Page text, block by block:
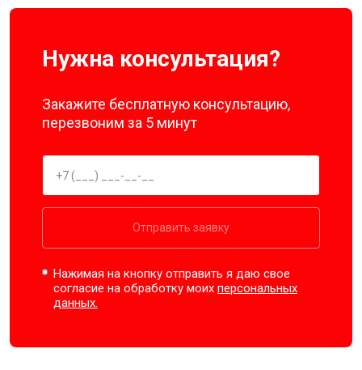
Нужна консультация?
Закажите бесплатную консультацию,
перезвоним за 5 минут
Отправить заявку
Нажимая на кнопку отправить я даю свое
согласие на обработку моихперсональных
данных.